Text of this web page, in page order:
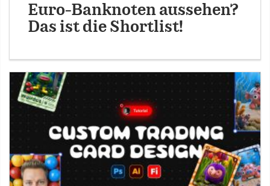
Euro-Banknoten aussehen?
Das ist die Shortlist!